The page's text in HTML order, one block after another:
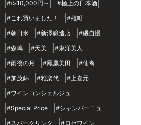
#🍶10,000円～
#極上の日本酒
#これ買いました！
#雄町
#朝日米
#新澤醸造店
#磯自慢
#森嶋
#天美
#東洋美人
#雨後の月
#鳳凰美田
#仙禽
#加茂錦
#雅楽代
#上喜元
#ワインコンシェルジュ
#Special Price
#シャンパーニュ
#スパークリング
#ロゼワイン